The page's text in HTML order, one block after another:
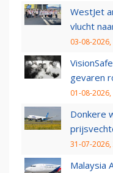
WestJet
vlucht
03-08-
gevaren
01-08-2026,
Donkere
31-07-2026,
Malaysia